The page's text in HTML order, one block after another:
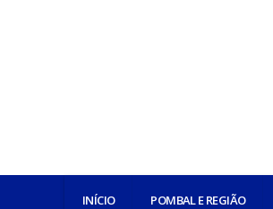
INÍCIO POMBAL E REGIÃO